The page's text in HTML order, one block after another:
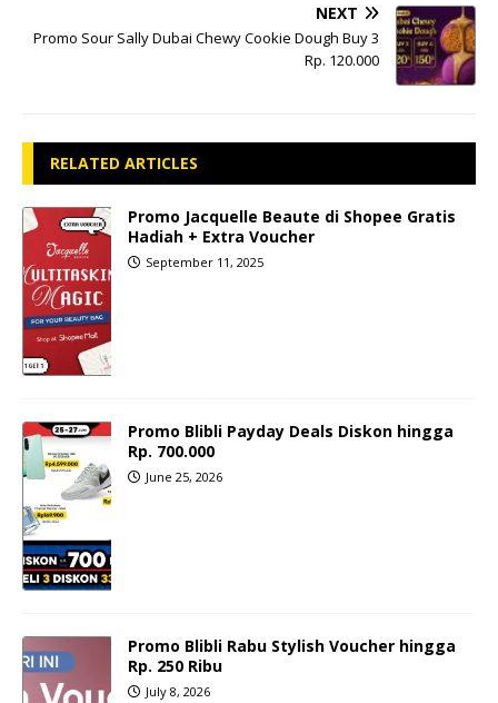
NEXT
Promo Sour Sally Dubai Chewy Cookie Dough Buy 3
Rp. 120.000
RELATED ARTICLES
Promo Jacquelle Beaute di Shopee Gratis
Hadiah + Extra Voucher
September 11, 2025
Promo Blibli Payday Deals Diskon hingga
Rp. 700.000
June 25, 2026
Promo Blibli Rabu Stylish Voucher hingga
Rp. 250 Ribu
July 8, 2026